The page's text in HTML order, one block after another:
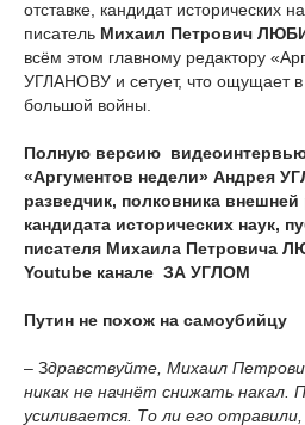
отставке, кандидат исторических
писатель Михаил Петрович
всём этом главному редактору
УГЛАНОВУ и сетует, что ощущает в
большой войны.
Полную версию видеоинтервью
«Аргументов недели» Андрея
разведчик, полковника внешней
кандидата исторических наук,
писателя Михаила Петровича
Youtube канале ЗА УГЛОМ
Путин не похож на самоубийцу
– Здравствуйте, Михаил
никак не начнёт снижать накал.
усиливается. То ли его